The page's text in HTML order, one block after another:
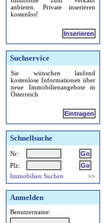
anbieten. Private inserieren
kostenlos!
Inserieren
Suchservice
Sie wünschen laufend
kostenlose Informationen über
neue Immobilienangebote in
Österreich
Eintragen
Schnellsuche
Nr:
Plz:
Immobilien Suchen
>>
Anmelden
Benutzername: